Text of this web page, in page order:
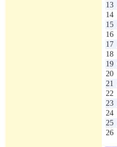
13
14
15
16
17
18
19
20
21
22
23
24
25
26